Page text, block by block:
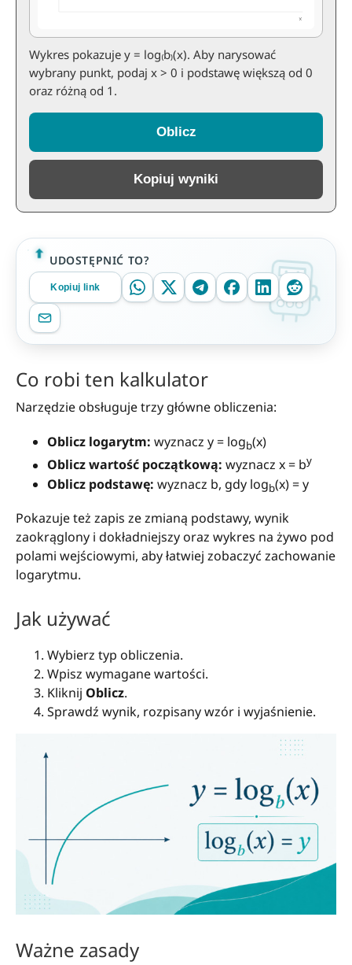
Wykres pokazuje y = log₍b₎(x). Aby narysować
wybrany punkt, podaj x > 0 i podstawę większą od 0
oraz różną od 1.
Oblicz
Kopiuj wyniki
UDOSTĘPNIĆ TO?
Kopiuj link
Co robi ten kalkulator
Narzędzie obsługuje trzy główne obliczenia:
Oblicz logarytm: wyznacz y = logb(x)
Oblicz wartość początkową: wyznacz x = by
Oblicz podstawę: wyznacz b, gdy logb(x) = y
Pokazuje też zapis ze zmianą podstawy, wynik
zaokrąglony i dokładniejszy oraz wykres na żywo pod
polami wejściowymi, aby łatwiej zobaczyć zachowanie
logarytmu.
Jak używać
Wybierz typ obliczenia.
Wpisz wymagane wartości.
Kliknij Oblicz.
Sprawdź wynik, rozpisany wzór i wyjaśnienie.
Ważne zasady